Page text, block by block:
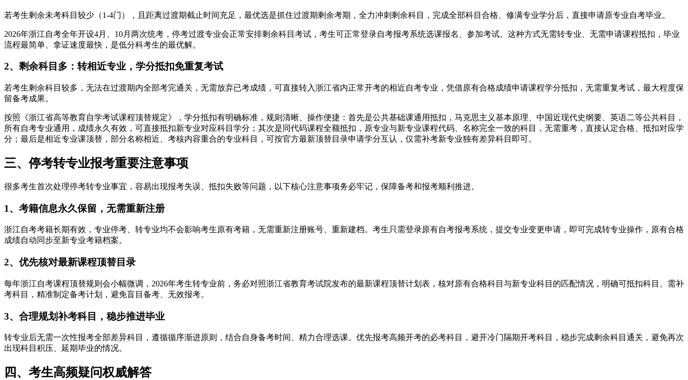
若考生剩余未考科目较少（1-4门），且距离过渡期截止时间充足，最优选是抓住过渡期剩余考期，全力冲刺剩余科目，完成全部科目合格、修满专业学分后，直接申请原专业自考毕业。
2026年浙江自考全年开设4月、10月两次统考，停考过渡专业会正常安排剩余科目考试，考生可正常登录自考报考系统选课报名、参加考试。这种方式无需转专业、无需申请课程抵扣，毕业
流程最简单、拿证速度最快，是低分科考生的最优解。
2、剩余科目多：转相近专业，学分抵扣免重复考试
若考生剩余科目较多，无法在过渡期内全部考完通关，无需放弃已考成绩，可直接转入浙江省内正常开考的相近自考专业，凭借原有合格成绩申请课程学分抵扣，无需重复考试，最大程度保
留备考成果。
按照《浙江省高等教育自学考试课程顶替规定》，学分抵扣有明确标准，规则清晰、操作便捷：首先是公共基础课通用抵扣，马克思主义基本原理、中国近现代史纲要、英语二等公共科目，
所有自考专业通用，成绩永久有效，可直接抵扣新专业对应科目学分；其次是同代码课程全额抵扣，原专业与新专业课程代码、名称完全一致的科目，无需重考，直接认定合格、抵扣对应学
分；最后是相近专业课顶替，部分名称相近、考核内容重合的专业科目，可按官方最新顶替目录申请学分互认，仅需补考新专业独有差异科目即可。
三、停考转专业报考重要注意事项
很多考生首次处理停考转专业事宜，容易出现报考失误、抵扣失败等问题，以下核心注意事项务必牢记，保障备考和报考顺利推进。
1、考籍信息永久保留，无需重新注册
浙江自考考籍长期有效，专业停考、转专业均不会影响考生原有考籍，无需重新注册账号、重新建档。考生只需登录原有自考报考系统，提交专业变更申请，即可完成转专业操作，原有合格
成绩自动同步至新专业考籍档案。
2、优先核对最新课程顶替目录
每年浙江自考课程顶替规则会小幅微调，2026年考生转专业前，务必对照浙江省教育考试院发布的最新课程顶替计划表，核对原有合格科目与新专业科目的匹配情况，明确可抵扣科目、需补
考科目，精准制定备考计划，避免盲目备考、无效报考。
3、合理规划补考科目，稳步推进毕业
转专业后无需一次性报考全部差异科目，遵循循序渐进原则，结合自身备考时间、精力合理选课。优先报考高频开考的必考科目，避开冷门隔期开考科目，稳步完成剩余科目通关，避免再次
出现科目积压、延期毕业的情况。
四、考生高频疑问权威解答